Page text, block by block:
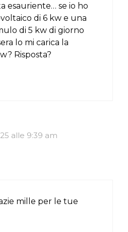
esauriente… se io ho
di 6 kw e una
di 5 kw di giorno
lo mi carica la
Risposta?
alle 9:39 am
mille per le tue